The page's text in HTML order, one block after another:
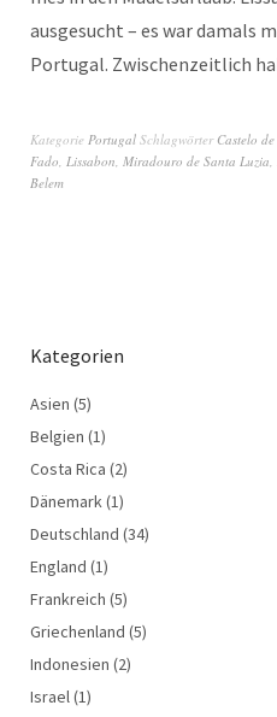
ausgesucht – es war damals
Portugal. Zwischenzeitlich
Kategorie Portugal Schlagwörter Castelo
Fado, Lissabon, Miradouro de Santa Luzia,
Belem
Kategorien
Asien (5)
Belgien (1)
Costa Rica (2)
Dänemark(1)
Deutschland (34)
England (1)
Frankreich (5)
Griechenland (5)
Indonesien (2)
Israel(1)